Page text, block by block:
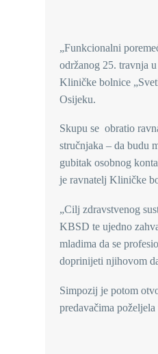
„Funkcionalni
održanog 25. travnja
Kliničke bolnice
Osijeku.
Skupu se obratio
stručnjaka – da budu
gubitak osobnog
je ravnatelj Kliničke
„Cilj zdravstvenog
KBSD te ujedno
mladima da se
doprinijeti njihovom
Simpozij je potom
predavačima